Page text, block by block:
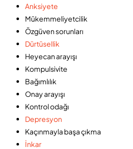
Anksiyete
Mükemmeliyetcilik
Özgüven sorunları
Dürtüsellik
Heyecan arayışı
Kompulsivite
Bağımlılık
Onay arayışı
Kontrol odağı
Depresyon
Kaçınmayla başa çıkma
İnkar